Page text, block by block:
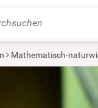
Mathematisch-